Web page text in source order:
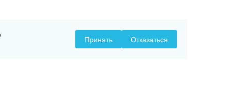
Принять Отказаться